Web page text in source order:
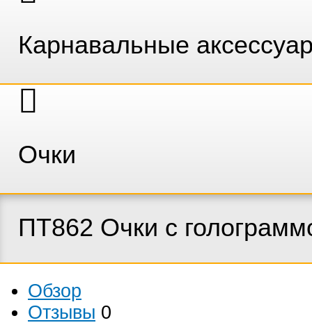
Карнавальные
Очки
ПТ862 Очки с
Обзор
Отзывы 0